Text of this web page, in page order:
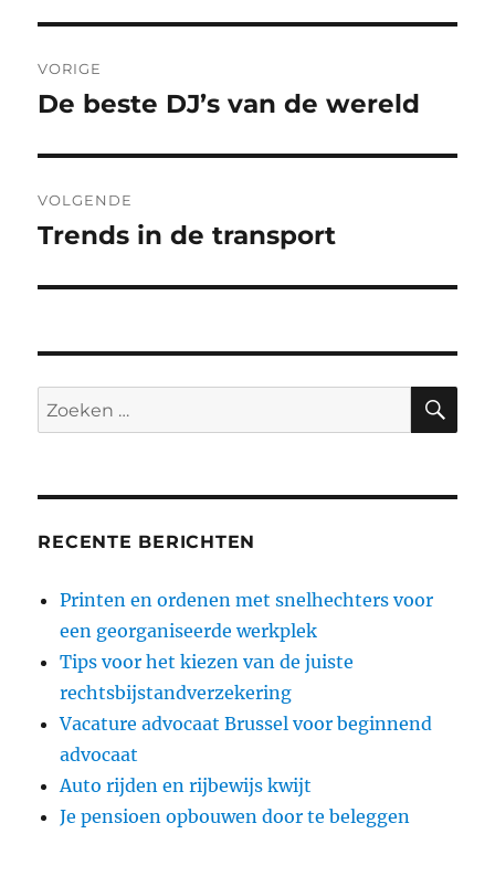
navigatie
VORIGE
Vorig
De beste DJ’s van de wereld
VOLGENDE
Volgend
Trends in de transport
Zoeken
naar:
RECENTE BERICHTEN
Printen en ordenen met snelhechters voor
een georganiseerde werkplek
Tips voor het kiezen van de juiste
rechtsbijstandverzekering
Vacature advocaat Brussel voor beginnend
advocaat
Auto rijden en rijbewijs kwijt
Je pensioen opbouwen door te beleggen